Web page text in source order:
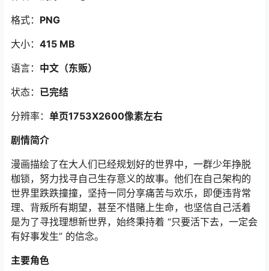
格式： PNG
大小： 415 MB
语言： 中文 （东贩）
状态： 已完结
分辨率： 单页1753X2600像素左右
剧情简介
漫画描绘了在大人们已经规划好的世界中，一群少年挣脱
枷锁，努力找寻自己生存意义的故事。他们在自己架构的
世界里跌跌撞撞，坚持一同分享痛苦与欢乐，即便违背常
理、背叛所有期望，甚至不惜赌上生命，也坚信自己活着
是为了寻找理想新世界，始终秉持着 “只要活下去，一定会
有好事发生” 的信念。
主要角色